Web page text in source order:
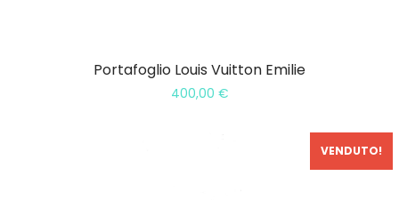
Portafoglio Louis Vuitton Emilie
400,00 €
VENDUTO!